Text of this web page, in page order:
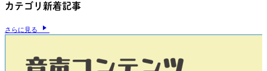
カテゴリ新着記事
さらに見る